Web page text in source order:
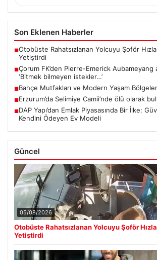
Son Eklenen Haberler
■Otobüste Rahatsızlanan Yolcuyu Şoför
Yetiştirdi
■Çorum FK’den Pierre-Emerick Aubameyang
‘Bitmek bilmeyen istekler…’
■Bahçe Mutfakları ve Modern Yaşam
■Erzurum’da Selimiye Camii’nde ölü olarak
■DAP Yapı’dan Emlak Piyasasında Bir İlke:
Kendini Ödeyen Ev Modeli
Güncel
05/08/2026
Otobüste Rahatsızlanan Yolcuyu Şoför
Yetiştirdi